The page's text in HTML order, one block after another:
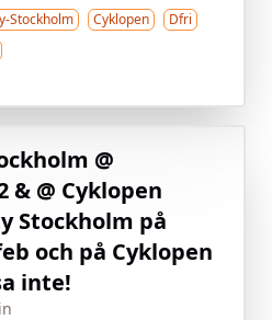
Stockholm Cyklopen
Dfri
@
& @ Cyklopen
Stockholm på
och på Cyklopen
inte!